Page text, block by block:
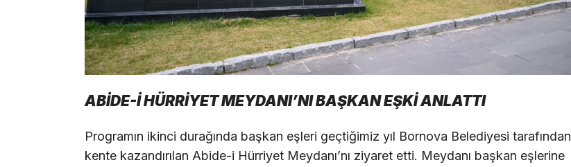
ABİDE-İ HÜRRİYET MEYDANI’NI BAŞKAN EŞKİ ANLATTI
Programın ikinci durağında başkan eşleri geçtiğimiz yıl Bornova Belediyesi tarafından
kente kazandırılan Abide-i Hürriyet Meydanı’nı ziyaret etti. Meydanı başkan eşlerine